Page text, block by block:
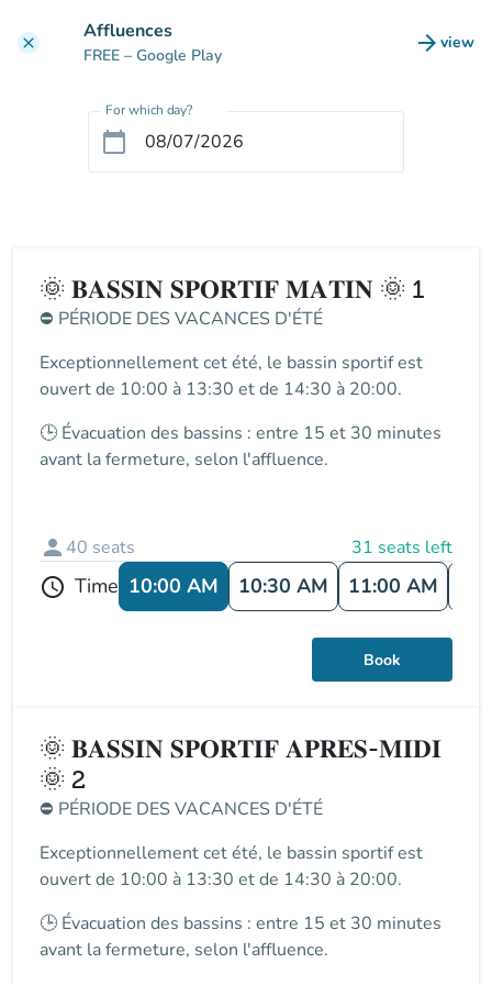
clear Affluences
FREE – Google Play arrow_forward view
(new
For which day?
calendar_today
🌞 𝐁𝐀𝐒𝐒𝐈𝐍 𝐒𝐏𝐎𝐑𝐓𝐈𝐅 𝐌𝐀𝐓𝐈𝐍 🌞 1
⛔ PÉRIODE DES VACANCES D'ÉTÉ
Exceptionnellement cet été, le bassin sportifest
ouvert de 10:00 à 13:30 et de 14:30 à 20:00.
🕒 Évacuation des bassins : entre 15 et 30 minutes
avant la fermeture, selon l'affluence.
person 40 seats 31 seats left
schedule Time 10:00 AM 10:30 AM 11:00 AM
Book
🌞 𝐁𝐀𝐒𝐒𝐈𝐍 𝐒𝐏𝐎𝐑𝐓𝐈𝐅 𝐀𝐏𝐑𝐄𝐒-𝐌𝐈𝐃𝐈
🌞 2
⛔ PÉRIODE DES VACANCES D'ÉTÉ
Exceptionnellement cet été, le bassin sportifest
ouvert de 10:00 à 13:30 et de 14:30 à 20:00.
🕒 Évacuation des bassins : entre 15 et 30 minutes
avant la fermeture, selon l'affluence.